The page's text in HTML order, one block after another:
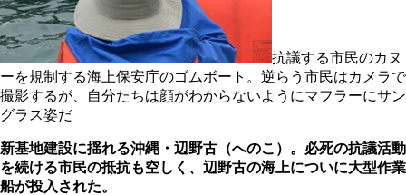
抗議する市民のカヌ
ーを規制する海上保安庁のゴムボート。逆らう市民はカメラで
撮影するが、自分たちは顔がわからないようにマフラーにサン
グラス姿だ
新基地建設に揺れる沖縄・辺野古（へのこ）。必死の抗議活動
を続ける市民の抵抗も空しく、辺野古の海上についに大型作業
船が投入された。